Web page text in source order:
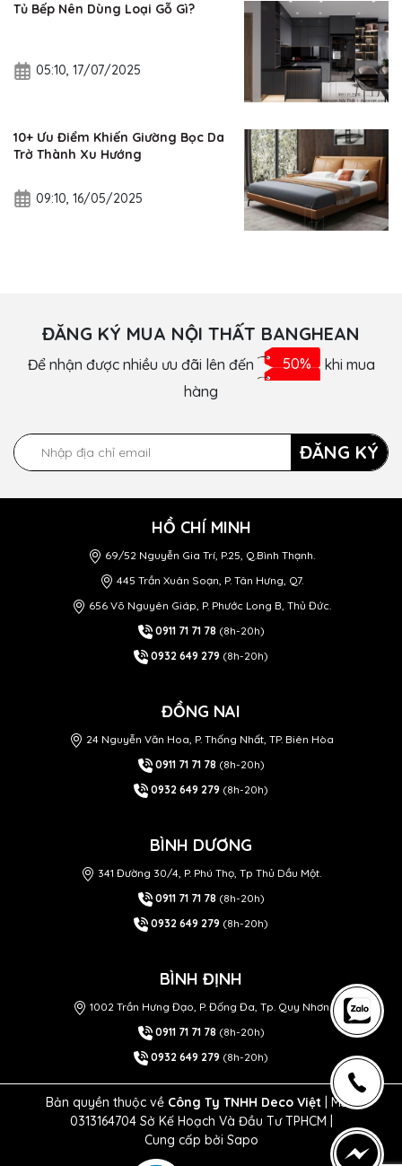
Tủ Bếp Nên Dùng Loại Gỗ Gì?
05:10, 17/07/2025
10+ Ưu Điểm Khiến Giường Bọc Da
Trở Thành Xu Hướng
09:10, 16/05/2025
ĐĂNG KÝ MUA NỘI THẤT BANGHEAN
Để nhận được nhiều ưu đãi lên đến 50% khi mua
hàng
ĐĂNG KÝ
HỒ CHÍ MINH
69/52 Nguyễn Gia Trí, P.25, Q.Bình Thạnh.
445 Trần Xuân Soạn, P. Tân Hưng, Q7.
656 Võ Nguyên Giáp, P. Phước Long B, Thủ Đức.
0911 71 71 78 (8h-20h)
0932 649 279 (8h-20h)
ĐỒNG NAI
24 Nguyễn Văn Hoa, P. Thống Nhất, TP. Biên Hòa
0911 71 71 78 (8h-20h)
0932 649 279 (8h-20h)
BÌNH DƯƠNG
341 Đường 30/4, P. Phú Thọ, Tp Thủ Dầu Một.
0911 71 71 78 (8h-20h)
0932 649 279 (8h-20h)
BÌNH ĐỊNH
1002 Trần Hưng Đạo, P. Đống Đa, Tp. Quy Nhơn
0911 71 71 78 (8h-20h)
0932 649 279 (8h-20h)
Bản quyền thuộc về Công Ty TNHH Deco Việt | MST
0313164704 Sở Kế Hoạch Và Đầu Tư TPHCM |
Cung cấp bởi Sapo